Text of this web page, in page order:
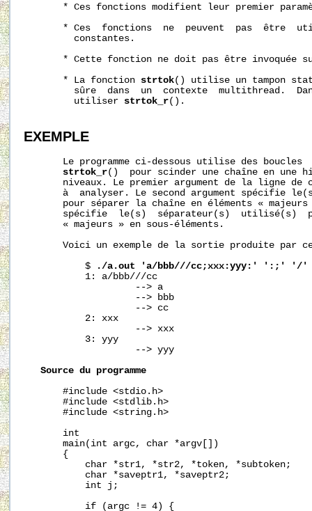
* Ces fonctions modifient leur premier
* Ces  fonctions  ne  peuvent  pas  être
         constantes.
* Cette fonction ne doit pas être invoquée
       * La fonction
strtok() utilise un tampon
sûre  dans  un  contexte  multithread.
         utiliser
strtok_r().
EXEMPLE
Le programme ci-dessous utilise des boucles
strtok_r()  pour scinder une chaîne en une
niveaux. Le premier argument de la ligne de
à  analyser. Le second argument spécifie
pour séparer la chaîne en éléments «
spécifie  le(s)  séparateur(s)  utilisé(s)
       « majeurs » en sous-éléments.
Voici un exemple de la sortie produite par
           $
./a.out 'a/bbb///cc;xxx:yyy:' ':;'
'/'
           1: a/bbb///cc
                    --> a
                    --> bbb
                    --> cc
           2: xxx
                    --> xxx
           3: yyy
                    --> yyy
Source du programme
       #include <stdio.h>
       #include <stdlib.h>
       #include <string.h>
       int
       main(int argc, char *argv[])
       {
           char *str1, *str2, *token, *subtoken;
           char *saveptr1, *saveptr2;
           int j;
           if (argc != 4) {